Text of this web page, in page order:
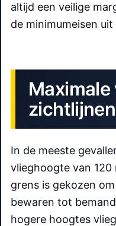
altijd een veilige
de minimumeisen
zichtlijnen
In de meeste
vlieghoogte van
grens is gekozen
bewaren tot
hogere hoogtes